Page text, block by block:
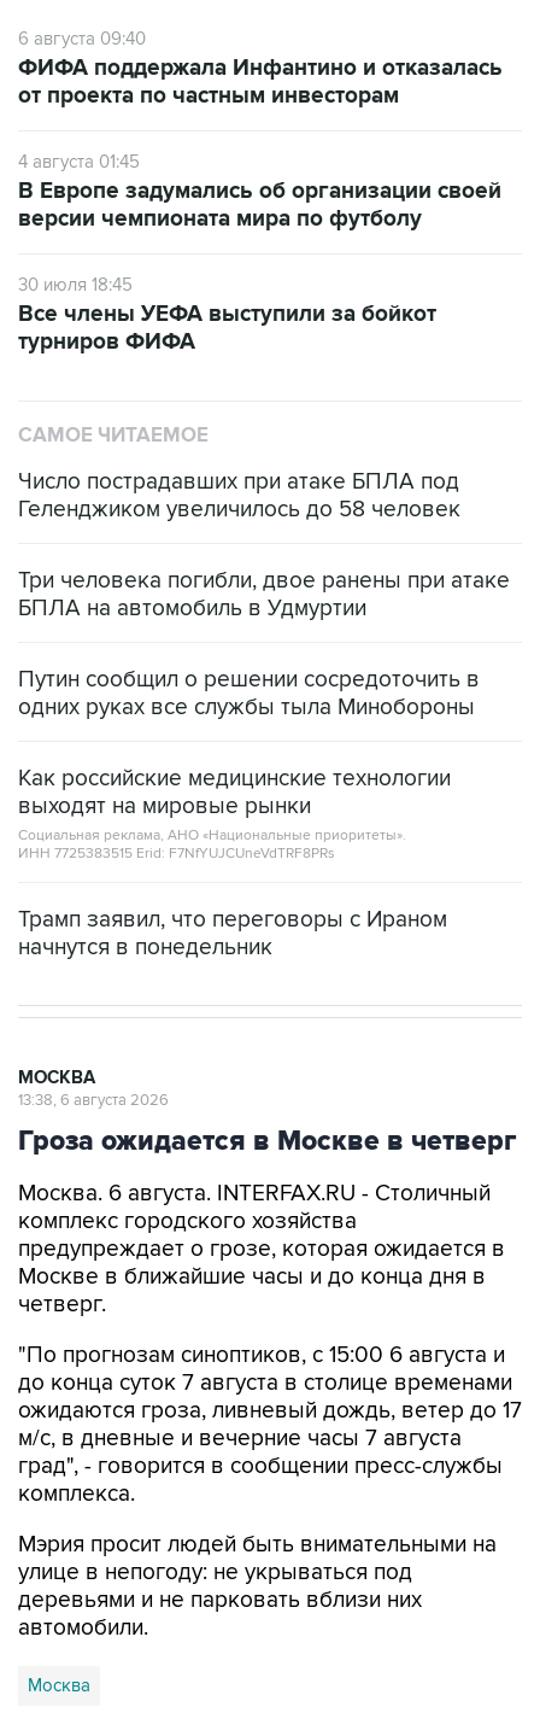
6 августа 09:40
ФИФА поддержала Инфантино и отказалась
от проекта по частным инвесторам
4 августа 01:45
В Европе задумались об организации своей
версии чемпионата мира по футболу
30 июля 18:45
Все члены УЕФА выступили за бойкот
турниров ФИФА
САМОЕ ЧИТАЕМОЕ
Число пострадавших при атаке БПЛА под
Геленджиком увеличилось до 58 человек
Три человека погибли, двое ранены при атаке
БПЛА на автомобиль в Удмуртии
Путин сообщил о решении сосредоточить в
одних руках все службы тыла Минобороны
Как российские медицинские технологии
выходят на мировые рынки
Социальная реклама, АНО «Национальные приоритеты».
ИНН 7725383515 Erid: F7NfYUJCUneVdTRF8PRs
Трамп заявил, что переговоры с Ираном
начнутся в понедельник
МОСКВА
13:38, 6 августа 2026
Гроза ожидается в Москве в четверг
Москва. 6 августа. INTERFAX.RU - Столичный
комплекс городского хозяйства
предупреждает о грозе, которая ожидается в
Москве в ближайшие часы и до конца дня в
четверг.
"По прогнозам синоптиков, с 15:00 6 августа и
до конца суток 7 августа в столице временами
ожидаются гроза, ливневый дождь, ветер до 17
м/с, в дневные и вечерние часы 7 августа
град", - говорится в сообщении пресс-службы
комплекса.
Мэрия просит людей быть внимательными на
улице в непогоду: не укрываться под
деревьями и не парковать вблизи них
автомобили.
Москва